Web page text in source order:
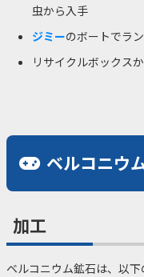
虫から入手
ジミーのボートでラ
リサイクルボックス
ベルコニウ
加工
ベルコニウム鉱石は、以下